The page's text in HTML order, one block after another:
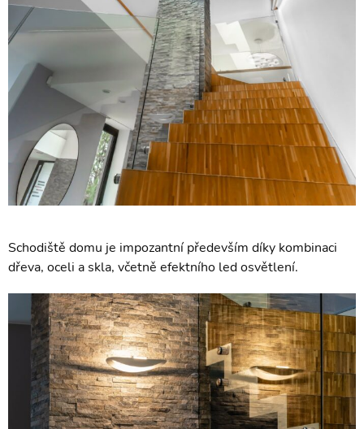
Schodiště domu je impozantní především díky kombinaci
dřeva, oceli a skla, včetně efektního led osvětlení.